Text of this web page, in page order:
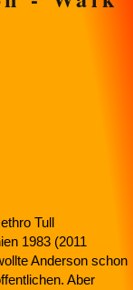
Tull
1983 (2011
Anderson schon
Aber